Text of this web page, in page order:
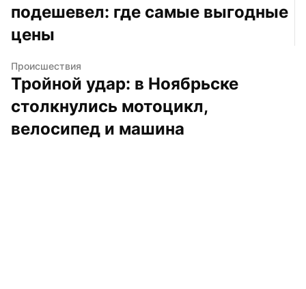
подешевел: где самые выгодные
цены
Происшествия
Тройной удар: в Ноябрьске
столкнулись мотоцикл,
велосипед и машина